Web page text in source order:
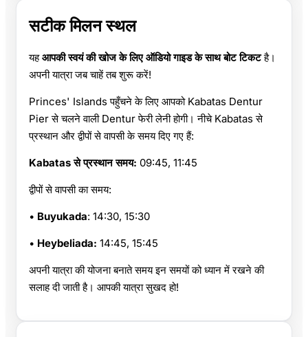
सटीक मिलन स्थल
यहआपकी स्वयं की खोज के लिए ऑडियो गाइड के साथ बोट टिकटहै।
अपनी यात्रा जब चाहें तब शुरू करें!
Princes' Islands पहुँचने के लिए आपको Kabatas Dentur
Pier से चलने वाली Dentur फेरी लेनी होगी। नीचे Kabatas से
प्रस्थान और द्वीपों से वापसी के समय दिए गए हैं:
Kabatas से प्रस्थान समय: 09:45, 11:45
द्वीपों से वापसी का समय:
• Buyukada: 14:30, 15:30
• Heybeliada: 14:45, 15:45
अपनी यात्रा की योजना बनाते समय इन समयों को ध्यान में रखने की
सलाह दी जाती है। आपकी यात्रा सुखद हो!